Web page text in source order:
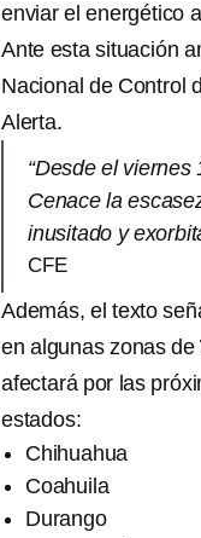
enviar el energético a
Ante esta situación
Nacional de Control
Alerta.
“Desde el
Cenace la
inusitado y
CFE
Además, el texto
en algunas zonas de
afectará por las
estados:
Chihuahua
Coahuila
Durango